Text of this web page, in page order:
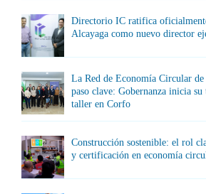
Directorio IC ratifica
Alcayaga como nuevo director
La Red de Economía Circular
paso clave: Gobernanza inicia
taller en Corfo
Construcción sostenible: el rol
y certificación en economía